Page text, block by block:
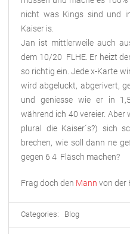
nicht was Kings sind und
Kaiser is.
Jan ist mittlerweile auch
dem 10/20 FLHE. Er heizt
so richtig ein. Jede x-Karte
wird abgeluckt, abgerivert,
und geniesse wie er in
während ich 40 vereier. Aber
plural die Kaiser´s?) sich
brechen, wie soll dann ne
gegen 6 4 Fläsch machen?
Frag doch den Mann von der
Categories: Blog